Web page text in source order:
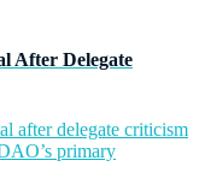
After Delegate
after delegate criticism
primary